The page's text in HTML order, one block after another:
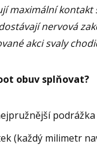
maximální
nervová
akci svaly
obuv splňovat?
(každý milimetr